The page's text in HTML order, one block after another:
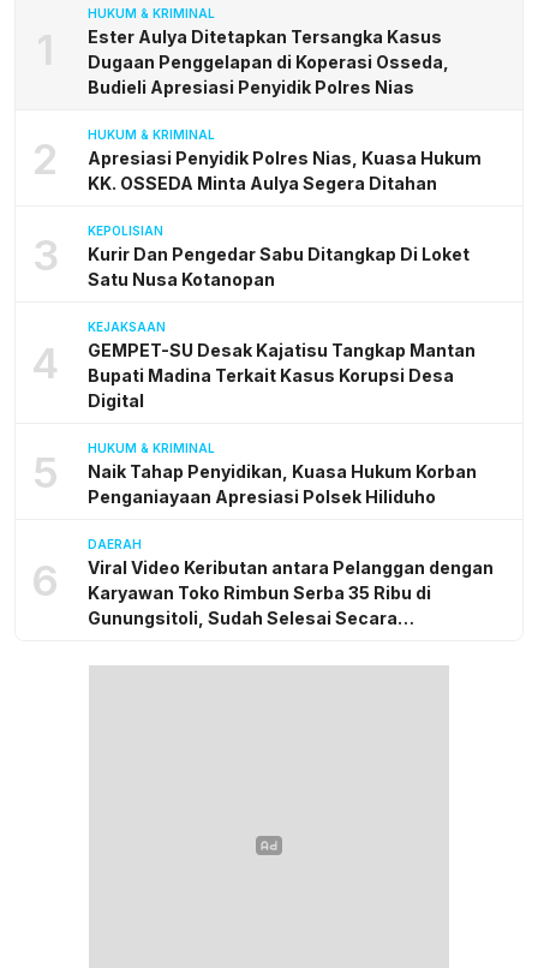
1
HUKUM & KRIMINAL
Ester Aulya Ditetapkan Tersangka Kasus
Dugaan Penggelapan di Koperasi Osseda,
Budieli Apresiasi Penyidik Polres Nias
2 HUKUM & KRIMINAL
Apresiasi Penyidik Polres Nias, Kuasa Hukum
KK. OSSEDA Minta Aulya Segera Ditahan
3 KEPOLISIAN
Kurir Dan Pengedar Sabu Ditangkap Di Loket
Satu Nusa Kotanopan
4
KEJAKSAAN
GEMPET-SU Desak Kajatisu Tangkap Mantan
Bupati Madina Terkait Kasus Korupsi Desa
Digital
5 HUKUM & KRIMINAL
Naik Tahap Penyidikan, Kuasa Hukum Korban
Penganiayaan Apresiasi Polsek Hiliduho
6
DAERAH
Viral Video Keributan antara Pelanggan dengan
Karyawan Toko Rimbun Serba 35 Ribu di
Gunungsitoli, Sudah Selesai Secara